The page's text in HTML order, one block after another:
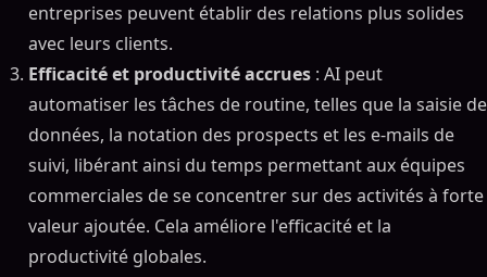
entreprises peuvent établir des relations plus solides
avec leurs clients.
Efficacité et productivité accrues : AI peut
automatiser les tâches de routine, telles que la saisie de
données, la notation des prospects et les e-mails de
suivi, libérant ainsi du temps permettant aux équipes
commerciales de se concentrer sur des activités à forte
valeur ajoutée. Cela améliore l'efficacité et la
productivité globales.